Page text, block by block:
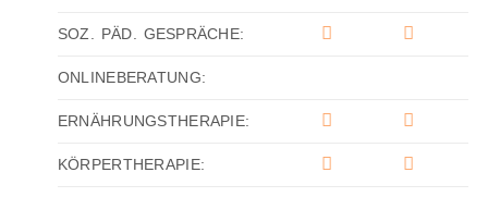
SOZ. PÄD. GESPRÄCHE:
ONLINEBERATUNG:
ERNÄHRUNGSTHERAPIE:
KÖRPERTHERAPIE: